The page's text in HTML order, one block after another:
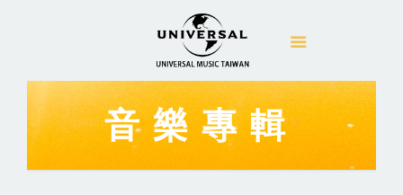
音樂專輯